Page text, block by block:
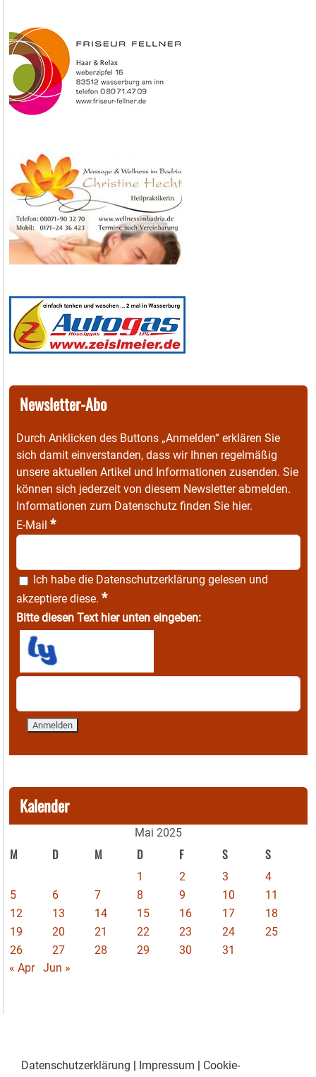
Newsletter-Abo
Durch Anklicken des Buttons „Anmelden“ erklären Sie
sich damit einverstanden, dass wir Ihnen regelmäßig
unsere aktuellen Artikel und Informationen zusenden. Sie
können sich jederzeit von diesem Newsletter abmelden.
Informationen zum Datenschutz finden Sie hier.
E-Mail *
Ich habe die Datenschutzerklärung gelesen und
akzeptiere diese. *
Bitte diesen Text hier unten eingeben:
Kalender
Mai 2025
M D M D F S S
1 2 3
4
5
6 7 8 9 10
11
12
13 14 15 16 17
18
19
20 21 22 23 24
25
26
27 28 29 30
31
« Apr
Jun »
Datenschutzerklärung Impressum
Cookie-